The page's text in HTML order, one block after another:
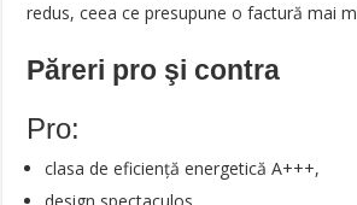
redus, ceea ce presupune o factură mai
Păreri pro şi contra
Pro:
clasa de eficiență energetică A+++,